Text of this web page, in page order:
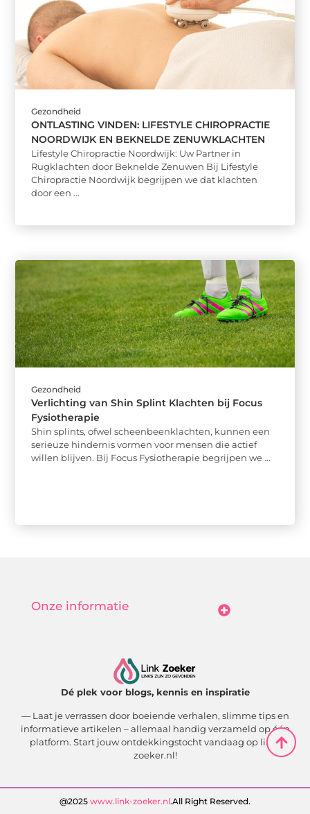
Gezondheid
ONTLASTING VINDEN: LIFESTYLE CHIROPRACTIE
NOORDWIJK EN BEKNELDE ZENUWKLACHTEN
Lifestyle Chiropractie Noordwijk: Uw Partner in
Rugklachten door Beknelde Zenuwen Bij Lifestyle
Chiropractie Noordwijk begrijpen we dat klachten
door een ...
Gezondheid
Verlichting van Shin Splint Klachten bij Focus
Fysiotherapie
Shin splints, ofwel scheenbeenklachten, kunnen een
serieuze hindernis vormen voor mensen die actief
willen blijven. Bij Focus Fysiotherapie begrijpen we ...
Dé plek voor blogs, kennis en inspiratie
— Laat je verrassen door boeiende verhalen, slimme tips en
informatieve artikelen – allemaal handig verzameld op één
platform. Start jouw ontdekkingstocht vandaag op link-
zoeker.nl!
@2025 www.link-zoeker.nl.All Right Reserved.
Onze informatie